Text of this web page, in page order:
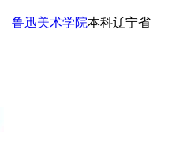
鲁迅美术学院本科辽宁省